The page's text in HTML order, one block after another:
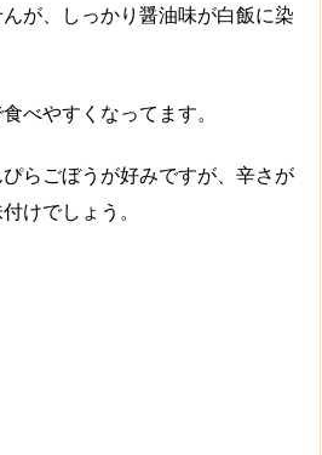
が、しっかり醤油味が白飯に染
べやすくなってます。
らごぼうが好みですが、辛さが
けでしょう。